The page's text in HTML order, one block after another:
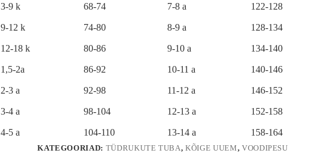
3-9 k 68-74 7-8 a 122-128
9-12 k 74-80 8-9 a 128-134
12-18 k 80-86 9-10 a 134-140
1,5-2a 86-92 10-11 a 140-146
2-3 a 92-98 11-12 a 146-152
3-4 a 98-104 12-13 a 152-158
4-5 a 104-110 13-14 a 158-164
KATEGOORIAD: TÜDRUKUTE TUBA,KÕIGE UUEM, VOODIPESU